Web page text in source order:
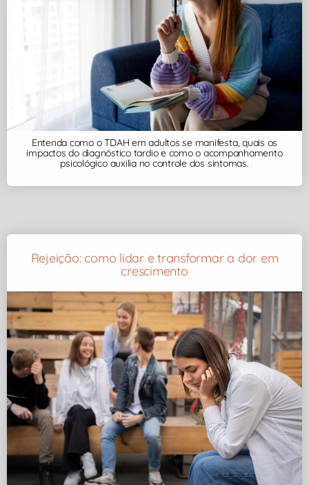
Entenda como o TDAH em adultos se manifesta, quais os
impactos do diagnóstico tardio e como o acompanhamento
psicológico auxilia no controle dos sintomas.
Rejeição: como lidar e transformar a dor em
crescimento